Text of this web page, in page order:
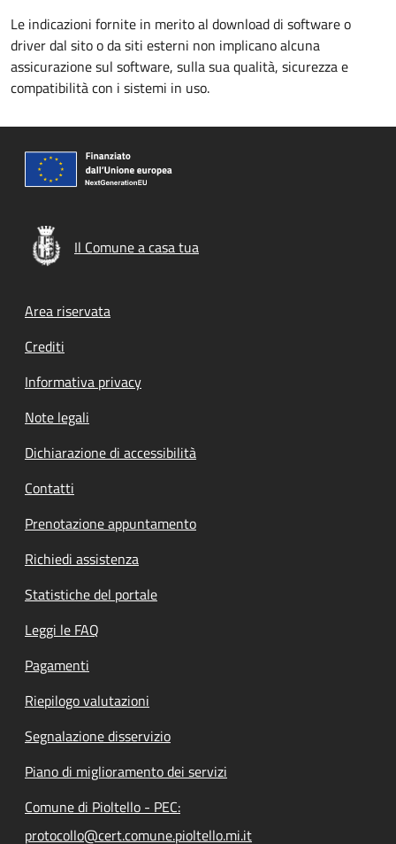
Le indicazioni fornite in merito al download di software o
driver dal sito o da siti esterni non implicano alcuna
assicurazione sul software, sulla sua qualità, sicurezza e
compatibilità con i sistemi in uso.
Il Comune a casa tua
Footer menu
Area riservata
Crediti
Informativa privacy
Note legali
Dichiarazione di accessibilità
Contatti
Prenotazione appuntamento
Richiedi assistenza
Statistiche del portale
Leggi le FAQ
Pagamenti
Riepilogo valutazioni
Segnalazione disservizio
Piano di miglioramento dei servizi
Comune di Pioltello - PEC:
protocollo@cert.comune.pioltello.mi.it